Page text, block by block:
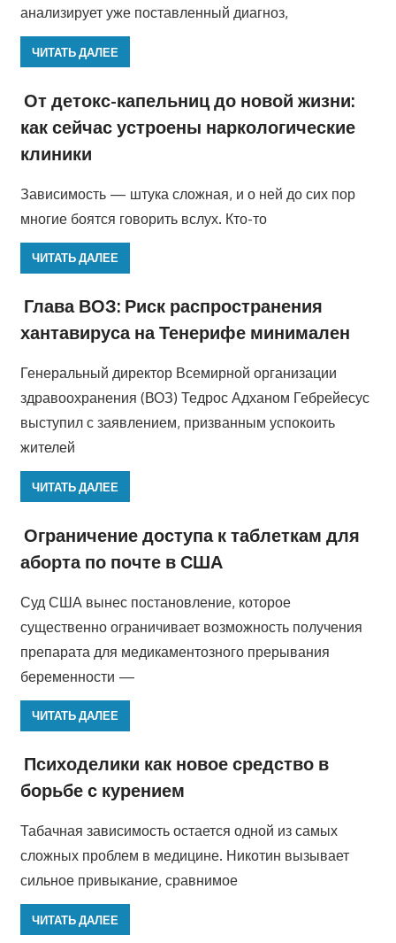
анализирует уже поставленный диагноз,
ЧИТАТЬ ДАЛЕЕ
От детокс-капельниц до новой жизни:
как сейчас устроены наркологические
клиники
Зависимость — штука сложная, и о ней до сих пор
многие боятся говорить вслух. Кто-то
ЧИТАТЬ ДАЛЕЕ
Глава ВОЗ: Риск распространения
хантавируса на Тенерифе минимален
Генеральный директор Всемирной организации
здравоохранения (ВОЗ) Тедрос Адханом Гебрейесус
выступил с заявлением, призванным успокоить
жителей
ЧИТАТЬ ДАЛЕЕ
Ограничение доступа к таблеткам для
аборта по почте в США
Суд США вынес постановление, которое
существенно ограничивает возможность получения
препарата для медикаментозного прерывания
беременности —
ЧИТАТЬ ДАЛЕЕ
Психоделики как новое средство в
борьбе с курением
Табачная зависимость остается одной из самых
сложных проблем в медицине. Никотин вызывает
сильное привыкание, сравнимое
ЧИТАТЬ ДАЛЕЕ